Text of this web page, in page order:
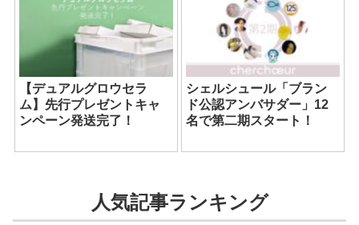
【デュアルグロウセラ
ム】先行プレゼントキャ
ンペーン発送完了！
シェルシュール「ブラン
ド公認アンバサダー」12
名で第二期スタート！
人気記事ランキング